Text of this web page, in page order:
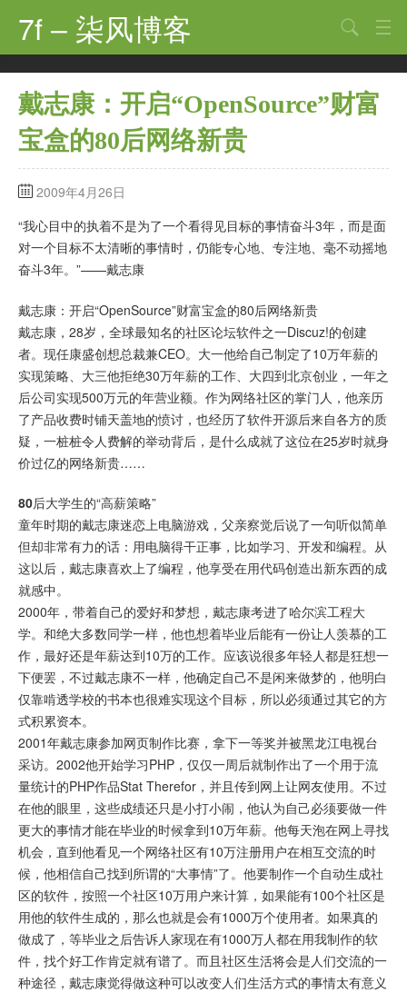
7f – 柒风博客
首页
软件·技术
手机·数码
科技·探索
观点·讨论
其他
关于
搜索
戴志康：开启“OpenSource”财富
宝盒的80后网络新贵
2009年4月26日
“我心目中的执着不是为了一个看得见目标的事情奋斗3年，而是面
对一个目标不太清晰的事情时，仍能专心地、专注地、毫不动摇地
奋斗3年。”——戴志康
戴志康：开启“OpenSource”财富宝盒的80后网络新贵
戴志康，28岁，全球最知名的社区论坛软件之一Discuz!的创建
者。现任康盛创想总裁兼CEO。大一他给自己制定了10万年薪的
实现策略、大三他拒绝30万年薪的工作、大四到北京创业，一年之
后公司实现500万元的年营业额。作为网络社区的掌门人，他亲历
了产品收费时铺天盖地的愤讨，也经历了软件开源后来自各方的质
疑，一桩桩令人费解的举动背后，是什么成就了这位在25岁时就身
价过亿的网络新贵……
80后大学生的“高薪策略”
童年时期的戴志康迷恋上电脑游戏，父亲察觉后说了一句听似简单
但却非常有力的话：用电脑得干正事，比如学习、开发和编程。从
这以后，戴志康喜欢上了编程，他享受在用代码创造出新东西的成
就感中。
2000年，带着自己的爱好和梦想，戴志康考进了哈尔滨工程大
学。和绝大多数同学一样，他也想着毕业后能有一份让人羡慕的工
作，最好还是年薪达到10万的工作。应该说很多年轻人都是狂想一
下便罢，不过戴志康不一样，他确定自己不是闲来做梦的，他明白
仅靠啃透学校的书本也很难实现这个目标，所以必须通过其它的方
式积累资本。
2001年戴志康参加网页制作比赛，拿下一等奖并被黑龙江电视台
采访。2002他开始学习PHP，仅仅一周后就制作出了一个用于流
量统计的PHP作品Stat Therefor，并且传到网上让网友使用。不过
在他的眼里，这些成绩还只是小打小闹，他认为自己必须要做一件
更大的事情才能在毕业的时候拿到10万年薪。他每天泡在网上寻找
机会，直到他看见一个网络社区有10万注册用户在相互交流的时
候，他相信自己找到所谓的“大事情”了。他要制作一个自动生成社
区的软件，按照一个社区10万用户来计算，如果能有100个社区是
用他的软件生成的，那么也就是会有1000万个使用者。如果真的
做成了，等毕业之后告诉人家现在有1000万人都在用我制作的软
件，找个好工作肯定就有谱了。而且社区生活将会是人们交流的一
种途径，戴志康觉得做这种可以改变人们生活方式的事情太有意义